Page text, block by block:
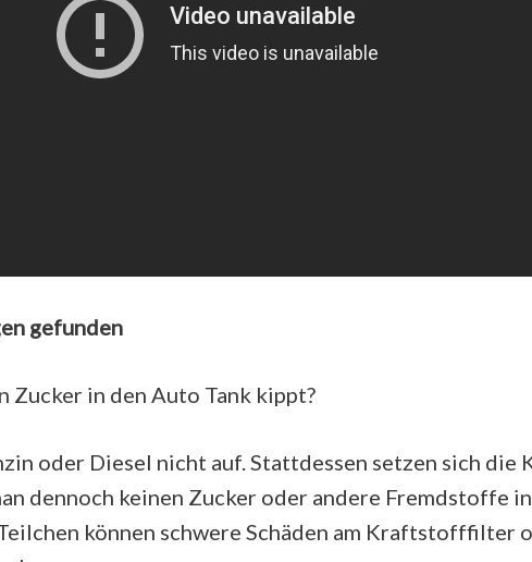
gefunden
Zucker in den Auto Tank kippt?
oder Diesel nicht auf. Stattdessen setzen sich die
dennoch keinen Zucker oder andere Fremdstoffe
können schwere Schäden am Kraftstofffilter